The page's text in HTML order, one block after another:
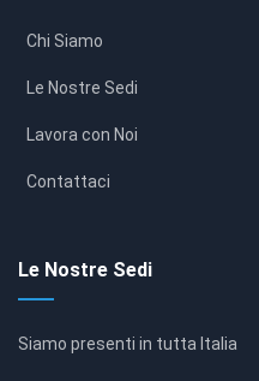
Chi Siamo
Le Nostre Sedi
Lavora con Noi
Contattaci
Le Nostre Sedi
Siamo presenti in tutta Italia